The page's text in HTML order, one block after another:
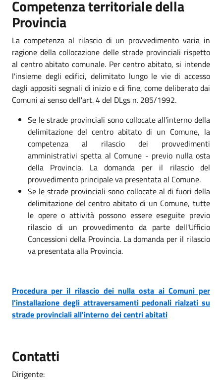
Competenza territoriale della
Provincia
La competenza al rilascio di un provvedimento varia in
ragione della collocazione delle strade provinciali rispetto
al centro abitato comunale. Per centro abitato, si intende
l'insieme degli edifici, delimitato lungo le vie di accesso
dagli appositi segnali di inizio e di fine, come deliberato dai
Comuni ai senso dell'art. 4 del DLgs n. 285/1992.
Se le strade provinciali sono collocate all'interno della
delimitazione del centro abitato di un Comune, la
competenza al rilascio dei provvedimenti
amministrativi spetta al Comune - previo nulla osta
della Provincia. La domanda per il rilascio del
provvedimento principale va presentata al Comune.
Se le strade provinciali sono collocate al di fuori della
delimitazione del centro abitato di un Comune, tutte
le opere o attività possono essere eseguite previo
rilascio di un provvedimento da parte dell'Ufficio
Concessioni della Provincia. La domanda per il rilascio
va presentata alla Provincia.
Procedura per il rilascio dei nulla osta ai Comuni per
l'installazione degli attraversamenti pedonali rialzati su
strade provinciali all'interno dei centri abitati
Contatti
Dirigente: